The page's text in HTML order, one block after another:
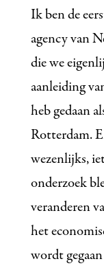
Ik ben de
agency van
die we
aanleiding
heb gedaan
Rotterdam.
wezenlijks,
onderzoek
veranderen
het
wordt